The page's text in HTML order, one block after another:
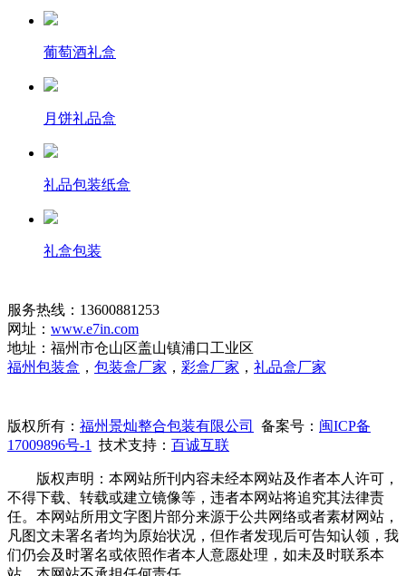
葡萄酒礼盒
月饼礼品盒
礼品包装纸盒
礼盒包装
服务热线：13600881253
网址： www.e7in.com
地址：福州市仓山区盖山镇浦口工业区
福州包装盒 ， 包装盒厂家 ， 彩盒厂家 ， 礼品盒厂家
版权所有： 福州景灿整合包装有限公司 备案号： 闽ICP备
17009896号-1
技术支持： 百诚互联
版权声明：本网站所刊内容未经本网站及作者本人许可，
不得下载、转载或建立镜像等，违者本网站将追究其法律责
任。本网站所用文字图片部分来源于公共网络或者素材网站，
凡图文未署名者均为原始状况，但作者发现后可告知认领，我
们仍会及时署名或依照作者本人意愿处理，如未及时联系本